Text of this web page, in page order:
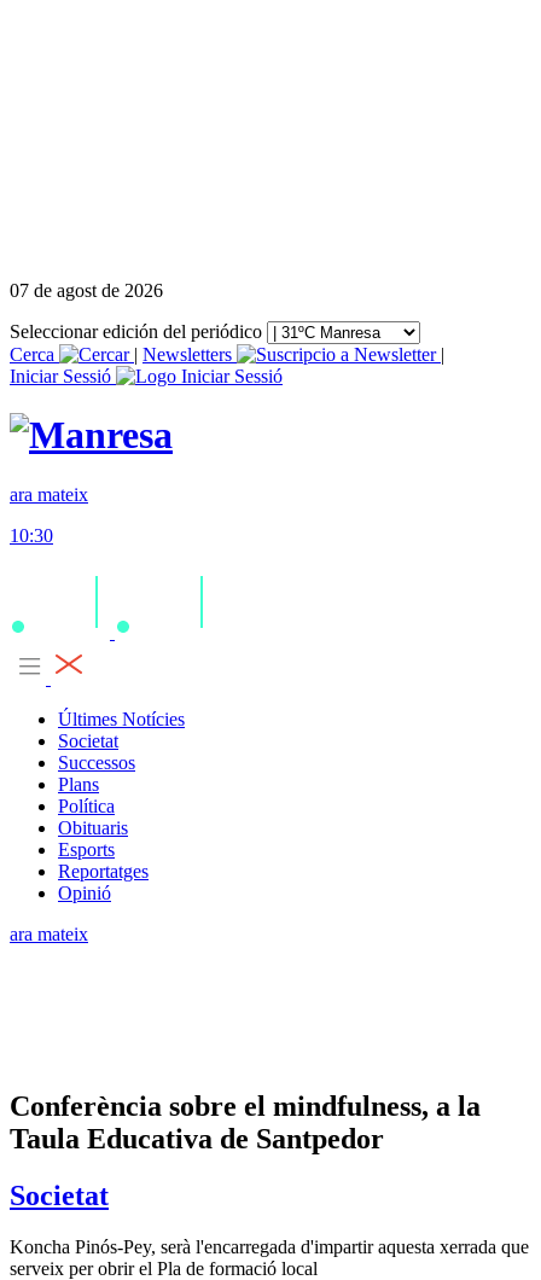
07 de agost de 2026
Seleccionar edición del periódico
Cerca
| Newsletters
|
Iniciar Sessió
ara mateix
10:30
Últimes Notícies
Societat
Successos
Plans
Política
Obituaris
Esports
Reportatges
Opinió
ara mateix
Conferència sobre el mindfulness, a la
Taula Educativa de Santpedor
Societat
Koncha Pinós-Pey, serà l'encarregada d'impartir aquesta xerrada que
serveix per obrir el Pla de formació local